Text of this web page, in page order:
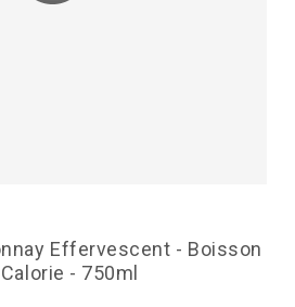
Effervescent - Boisson
- 750ml